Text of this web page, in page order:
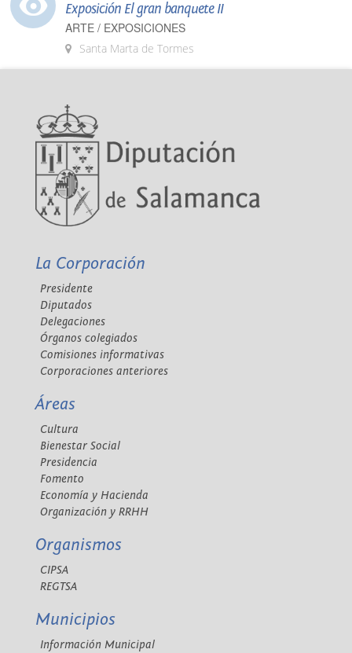
Exposición El gran banquete II
ARTE / EXPOSICIONES
Santa Marta de Tormes
La Corporación
Presidente
Diputados
Delegaciones
Órganos colegiados
Comisiones informativas
Corporaciones anteriores
Áreas
Cultura
Bienestar Social
Presidencia
Fomento
Economía y Hacienda
Organización y RRHH
Organismos
CIPSA
REGTSA
Municipios
Información Municipal